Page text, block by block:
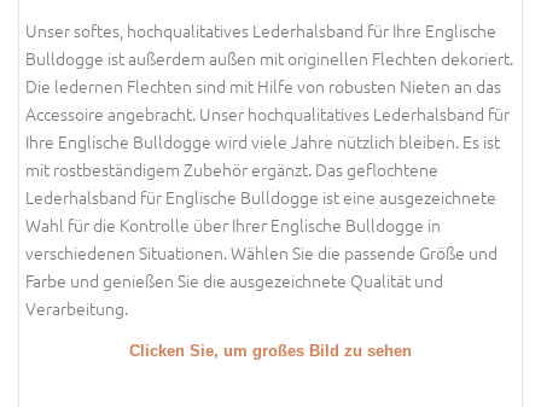
Unser softes, hochqualitatives Lederhalsband für Ihre Englische
Bulldogge ist außerdem außen mit originellen Flechten dekoriert.
Die ledernen Flechten sind mit Hilfe von robusten Nieten an das
Accessoire angebracht. Unser hochqualitatives Lederhalsband für
Ihre Englische Bulldogge wird viele Jahre nützlich bleiben. Es ist
mit rostbeständigem Zubehör ergänzt. Das geflochtene
Lederhalsband für Englische Bulldogge ist eine ausgezeichnete
Wahl für die Kontrolle über Ihrer Englische Bulldogge in
verschiedenen Situationen. Wählen Sie die passende Größe und
Farbe und genießen Sie die ausgezeichnete Qualität und
Verarbeitung.
Clicken Sie, um großes Bild zu sehen